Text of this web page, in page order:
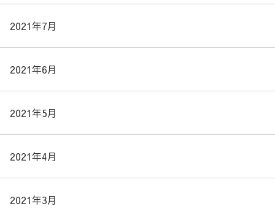
2021年7月
2021年6月
2021年5月
2021年4月
2021年3月